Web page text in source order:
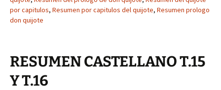
por capitulos, Resumen por capitulos del quijote, Resumen prologo
don quijote
RESUMEN CASTELLANO T.15
Y T.16